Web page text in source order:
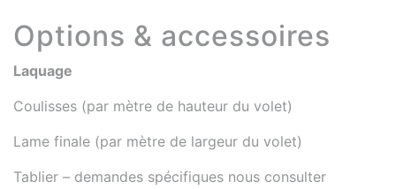
Options & accessoires
Laquage
Coulisses (par mètre de hauteur du volet)
Lame finale (par mètre de largeur du volet)
Tablier – demandes spécifiques nous consulter